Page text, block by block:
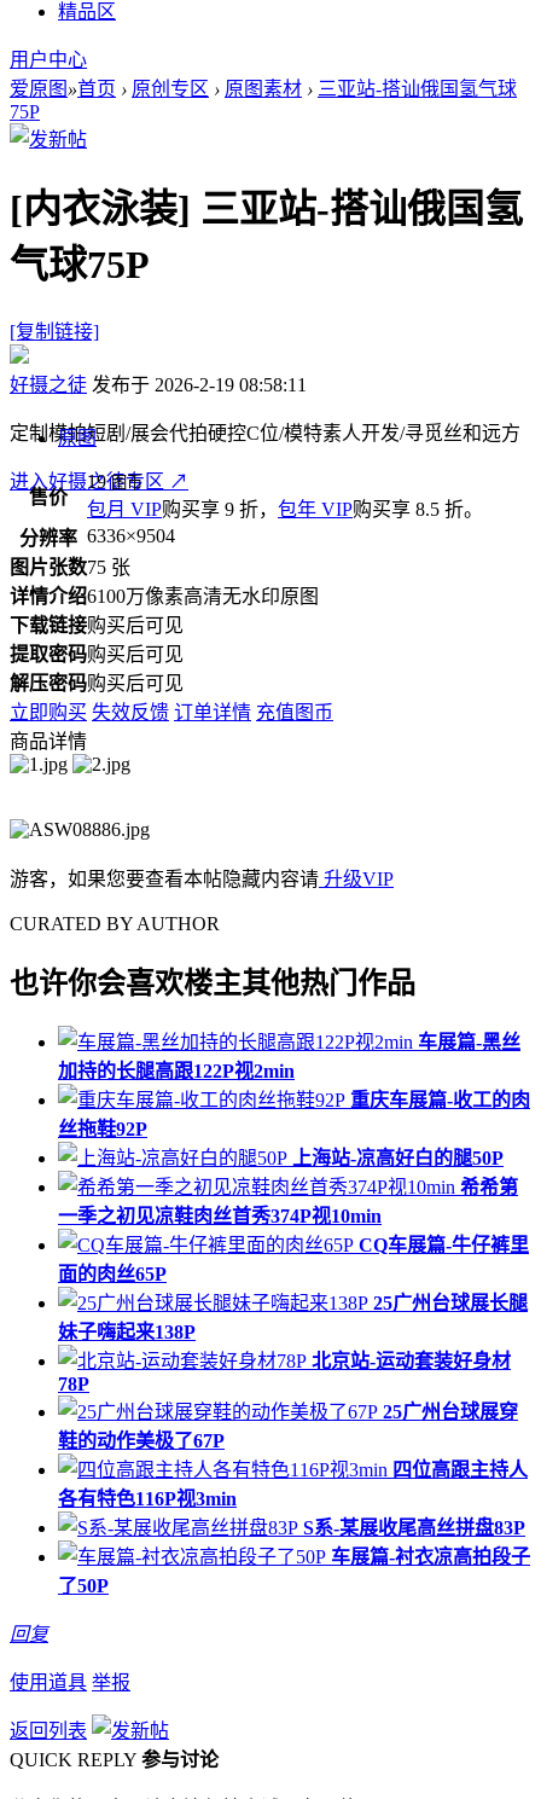
精品区
用户中心
爱原图 »首页 › 原创专区 › 原图素材 › 三亚站-搭讪俄国氢气球
75P
[内衣泳装] 三亚站-搭讪俄国氢
气球75P
[复制链接]
好摄之徒 发布于 2026-2-19 08:58:11
定制模拍短剧/展会代拍硬控C位/模特素人开发/寻觅丝和远方
进入好摄之徒专区 ↗
原图
售价
19图币
包月 VIP购买享 9 折， 包年 VIP购买享 8.5 折。
分辨率 6336×9504
图片张数75 张
详情介绍6100万像素高清无水印原图
下载链接购买后可见
提取密码购买后可见
解压密码购买后可见
立即购买 失效反馈 订单详情 充值图币
商品详情
游客，如果您要查看本帖隐藏内容请 升级VIP
CURATED BY AUTHOR
也许你会喜欢楼主其他热门作品
车展篇-黑丝
加持的长腿高跟122P视2min
重庆车展篇-收工的肉
丝拖鞋92P
上海站-凉高好白的腿50P
希希第
一季之初见凉鞋肉丝首秀374P视10min
CQ车展篇-牛仔裤里
面的肉丝65P
25广州台球展长腿
妹子嗨起来138P
北京站-运动套装好身材
78P
25广州台球展穿
鞋的动作美极了67P
四位高跟主持人
各有特色116P视3min
S系-某展收尾高丝拼盘83P
车展篇-衬衣凉高拍段子
了50P
回复
使用道具 举报
返回列表
QUICK REPLY 参与讨论